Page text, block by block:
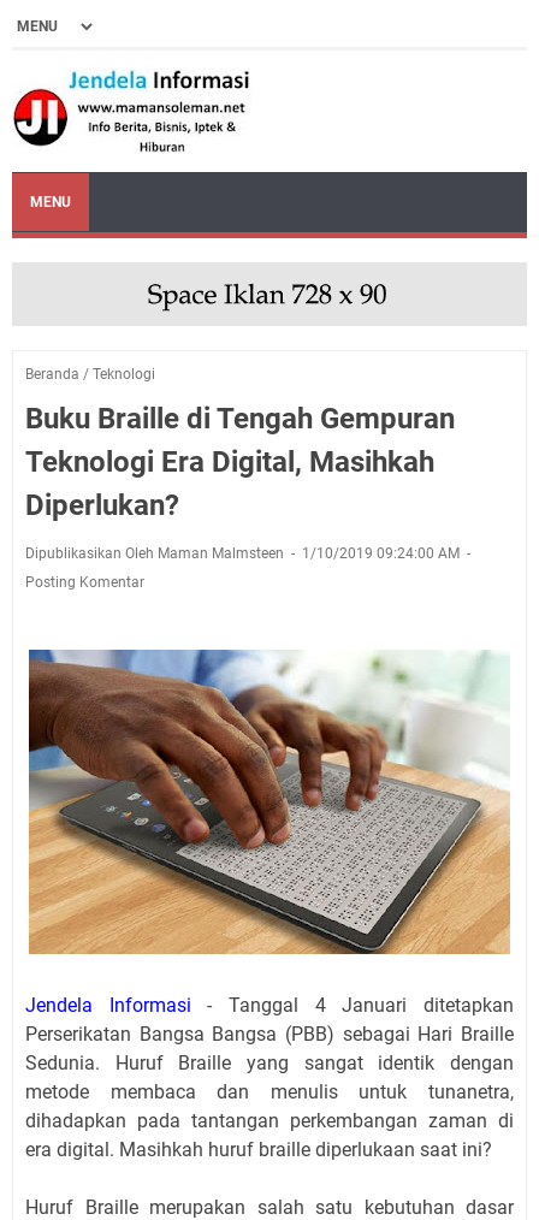
MENU
Beranda / Teknologi
Buku Braille di Tengah Gempuran
Teknologi Era Digital, Masihkah
Diperlukan?
Dipublikasikan Oleh Maman Malmsteen
1/10/2019 09:24:00 AM
Posting Komentar
Jendela Informasi - Tanggal 4 Januari ditetapkan
Perserikatan Bangsa Bangsa (PBB) sebagai Hari Braille
Sedunia. Huruf Braille yang sangat identik dengan
metode membaca dan menulis untuk tunanetra,
dihadapkan pada tantangan perkembangan zaman di
era digital. Masihkah huruf braille diperlukaan saat ini?
Huruf Braille merupakan salah satu kebutuhan dasar